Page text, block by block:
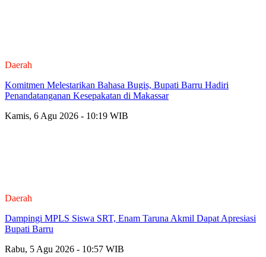
Daerah
Komitmen Melestarikan Bahasa Bugis, Bupati Barru Hadiri
Penandatanganan Kesepakatan di Makassar
Kamis, 6 Agu 2026 - 10:19 WIB
Daerah
Dampingi MPLS Siswa SRT, Enam Taruna Akmil Dapat Apresiasi
Bupati Barru
Rabu, 5 Agu 2026 - 10:57 WIB